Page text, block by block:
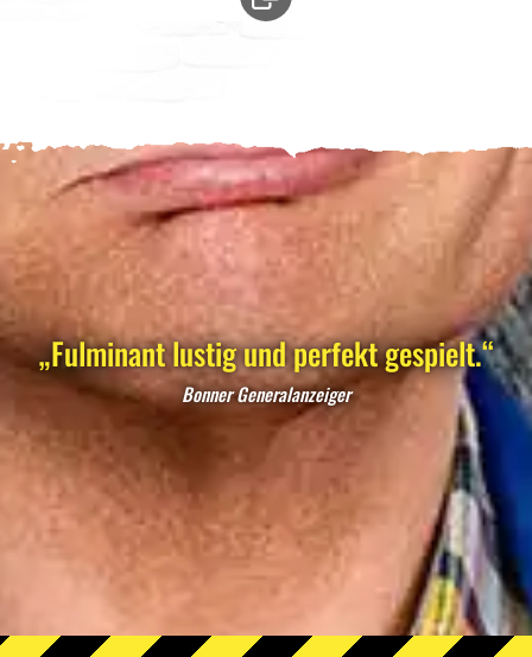
„Fulminant lustig und perfekt gespielt.“
Bonner Generalanzeiger